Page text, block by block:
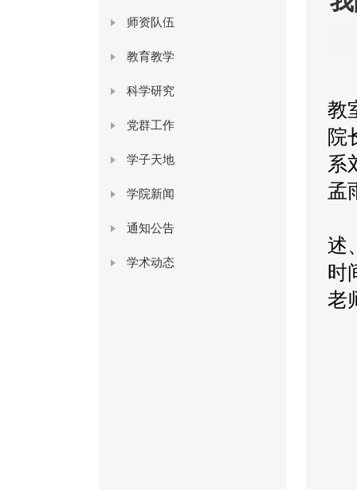
师资队伍
教育教学
科学研究
党群工作
学子天地
学院新闻
通知公告
学术动态
教
院
系
孟
述
时
老